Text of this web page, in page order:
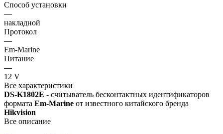
Способ установки
—
накладной
Протокол
—
Em-Marine
Питание
—
12 V
Все характеристики
DS-K1802E - считыватель бесконтактных идентификаторов
формата Em-Marine от известного китайского бренда
Hikvision
Все описание